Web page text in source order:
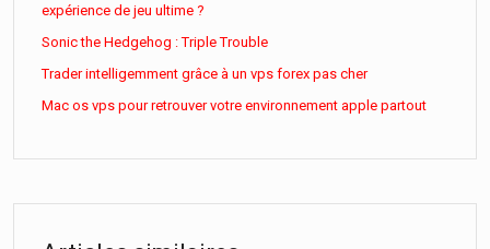
expérience de jeu ultime ?
Sonic the Hedgehog : Triple Trouble
Trader intelligemment grâce à un vps forex pas cher
Mac os vps pour retrouver votre environnement apple partout